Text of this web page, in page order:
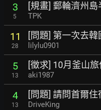
3
5
[規畫] 郵輪濟州
TPK
11
28
[問題] 第一次去
lilylu0901
5
13
[徵求] 10月釜山
aki1987
4
13
[問題] 請問首爾
DriveKing